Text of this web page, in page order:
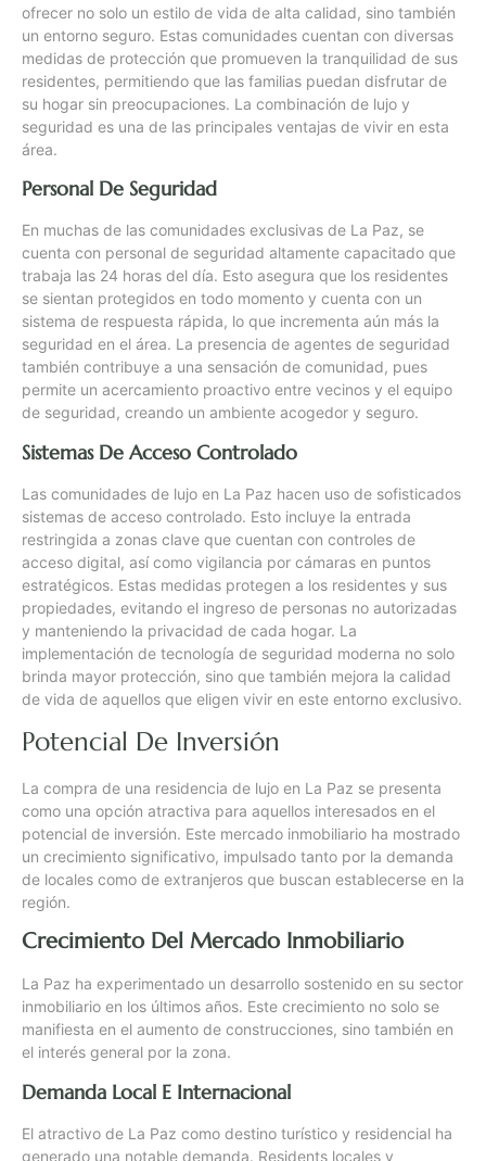
ofrecer no solo un estilo de vida de alta calidad, sino también
un entorno seguro. Estas comunidades cuentan con diversas
medidas de protección que promueven la tranquilidad de sus
residentes, permitiendo que las familias puedan disfrutar de
su hogar sin preocupaciones. La combinación de lujo y
seguridad es una de las principales ventajas de vivir en esta
área.
Personal De Seguridad
En muchas de las comunidades exclusivas de La Paz, se
cuenta con personal de seguridad altamente capacitado que
trabaja las 24 horas del día. Esto asegura que los residentes
se sientan protegidos en todo momento y cuenta con un
sistema de respuesta rápida, lo que incrementa aún más la
seguridad en el área. La presencia de agentes de seguridad
también contribuye a una sensación de comunidad, pues
permite un acercamiento proactivo entre vecinos y el equipo
de seguridad, creando un ambiente acogedor y seguro.
Sistemas De Acceso Controlado
Las comunidades de lujo en La Paz hacen uso de sofisticados
sistemas de acceso controlado. Esto incluye la entrada
restringida a zonas clave que cuentan con controles de
acceso digital, así como vigilancia por cámaras en puntos
estratégicos. Estas medidas protegen a los residentes y sus
propiedades, evitando el ingreso de personas no autorizadas
y manteniendo la privacidad de cada hogar. La
implementación de tecnología de seguridad moderna no solo
brinda mayor protección, sino que también mejora la calidad
de vida de aquellos que eligen vivir en este entorno exclusivo.
Potencial De Inversión
La compra de una residencia de lujo en La Paz se presenta
como una opción atractiva para aquellos interesados en el
potencial de inversión. Este mercado inmobiliario ha mostrado
un crecimiento significativo, impulsado tanto por la demanda
de locales como de extranjeros que buscan establecerse en la
región.
Crecimiento Del Mercado Inmobiliario
La Paz ha experimentado un desarrollo sostenido en su sector
inmobiliario en los últimos años. Este crecimiento no solo se
manifiesta en el aumento de construcciones, sino también en
el interés general por la zona.
Demanda Local E Internacional
El atractivo de La Paz como destino turístico y residencial ha
generado una notable demanda. Residents locales y